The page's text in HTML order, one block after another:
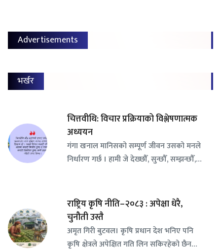
Advertisements
भर्खर
चित्तवीथि: विचार प्रक्रियाको विश्लेषणात्मक
अध्ययन
गंगा खनाल मानिसको सम्पूर्ण जीवन उसको मनले
निर्धारण गर्छ । हामी जे देख्छौँ, सुन्छौँ, सम्झन्छौँ,…
राष्ट्रिय कृषि नीति–२०८३ : अपेक्षा धेरै,
चुनौती उस्तै
अमृत गिरी बुटवल। कृषि प्रधान देश भनिए पनि
कृषि क्षेत्रले अपेक्षित गति लिन सकिरहेको छैन…